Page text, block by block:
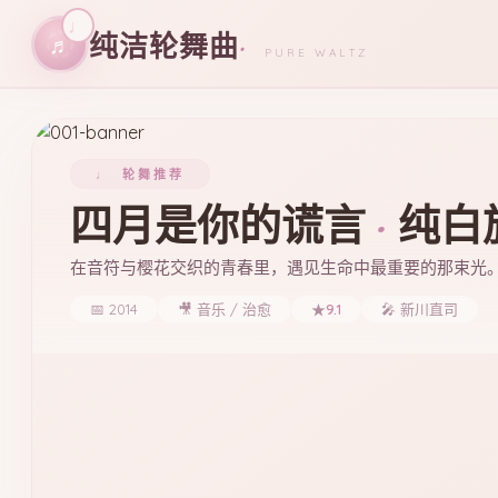
♬ 纯洁轮舞曲· PURE WALTZ
♩ 轮舞推荐
四月是你的谎言 · 纯白
在音符与樱花交织的青春里，遇见生命中最重要的那束光
📅 2014 🎥 音乐 / 治愈 ★9.1 🎤 新川直司